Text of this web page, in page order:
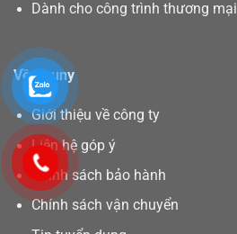
Dành cho công trình thương mại
Về Asuny
Giới thiệu về công ty
Liên hệ góp ý
Chính sách bảo hành
Chính sách vận chuyển